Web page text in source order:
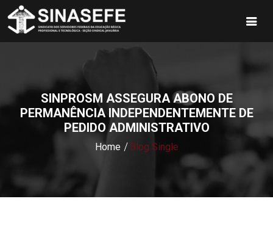
SINPROSM ASSEGURA ABONO DE
PERMANÊNCIA INDEPENDENTEMENTE DE
PEDIDO ADMINISTRATIVO
Home Blog Single